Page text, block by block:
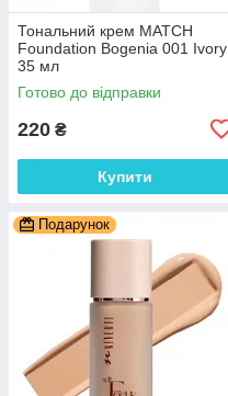
Тональний крем MATCH
Foundation Bogenia 001 Ivory
35 мл
Готово до відправки
220 ₴
Купити
Подарунок